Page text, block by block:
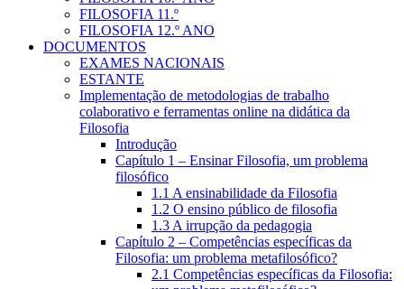
FILOSOFIA 11.º
FILOSOFIA 12.º ANO
DOCUMENTOS
EXAMES NACIONAIS
ESTANTE
Implementação de metodologias de trabalho
colaborativo e ferramentas online na didática da
Filosofia
Introdução
Capítulo 1 – Ensinar Filosofia, um problema
filosófico
1.1 A ensinabilidade da Filosofia
1.2 O ensino público de filosofia
1.3 A irrupção da pedagogia
Capítulo 2 – Competências específicas da
Filosofia: um problema metafilosófico?
2.1 Competências específicas da Filosofia: